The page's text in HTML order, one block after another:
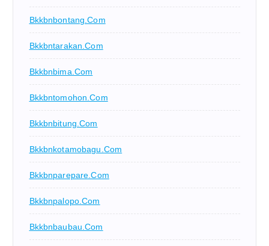
Bkkbnbontang.com
Bkkbntarakan.com
Bkkbnbima.com
Bkkbntomohon.com
Bkkbnbitung.com
Bkkbnkotamobagu.com
Bkkbnparepare.com
Bkkbnpalopo.com
Bkkbnbaubau.com